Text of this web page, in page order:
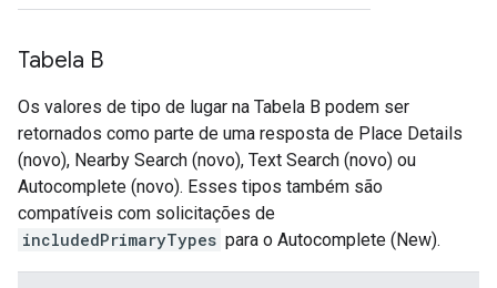
Tabela B
Os valores de tipo de lugar na Tabela B podem ser
retornados como parte de uma resposta de Place Details
(novo), Nearby Search (novo), Text Search (novo) ou
Autocomplete (novo). Esses tipos também são
compatíveis com solicitações de
includedPrimaryTypes para o Autocomplete (New).